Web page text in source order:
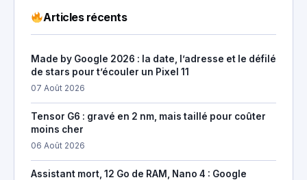
Articles récents
Made by Google 2026 : la date, l’adresse et le défilé
de stars pour t’écouler un Pixel 11
07 Août 2026
Tensor G6 : gravé en 2 nm, mais taillé pour coûter
moins cher
06 Août 2026
Assistant mort, 12 Go de RAM, Nano 4 : Google